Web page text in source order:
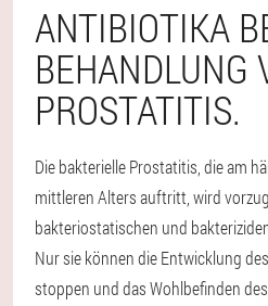
ANTIBIOTIKA
BEHANDLUNG
PROSTATITIS.
Die bakterielle Prostatitis, die am
mittleren Alters auftritt, wird
bakteriostatischen und
Nur sie können die Entwicklung
stoppen und das Wohlbefinden